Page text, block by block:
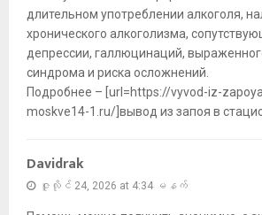
длительном употреблении алкоголя,
хронического алкоголизма,
депрессии, галлюцинаций,
синдрома и риска осложнений.
Подробнее – [url=https://vyvod-iz-
moskve14-1.ru/]вывод из запоя в
Davidrak
ဇူလိုင် 24, 2026 at 4:34 မနက်